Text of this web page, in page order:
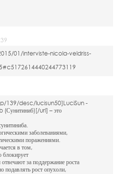
01/interviste-nicola-veldriss-
139/desc/lucisun50]LuciSun -
(Сунитиниб)[/url] – это
заболеваниями,
поражениями.
в том,
блокирует
за поддержание роста
подавлять рост опухоли,